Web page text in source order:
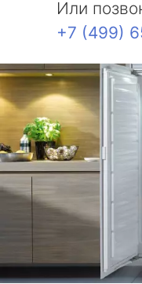
Или
+7 (499)